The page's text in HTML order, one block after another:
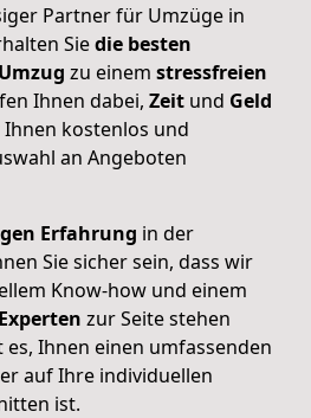
Partner für Umzüge in
Siedie besten
Umzug zu einem stressfreien
Ihnen dabei, Zeit und Geld
kostenlos und
an Angeboten
Erfahrung in der
Sie sicher sein, dass wir
Know-how und einem
Experten zur Seite stehen
Ihnen einen umfassenden
auf Ihre individuellen
ist.